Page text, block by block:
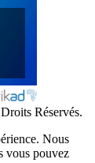
Réservés.
Nous
vous pouvez